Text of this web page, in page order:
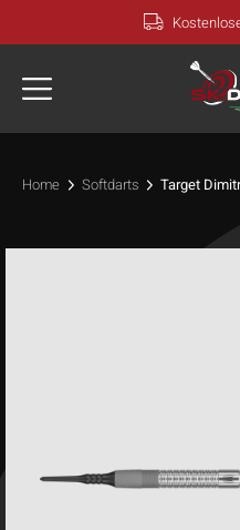
Inhalt
Home Softdarts Target